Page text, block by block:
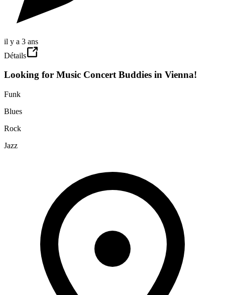
il y a 3 ans
Détails
Looking for Music Concert Buddies in Vienna!
Funk
Blues
Rock
Jazz